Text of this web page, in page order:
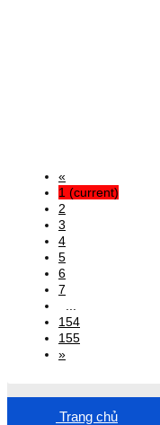
«
1 (current)
2
3
4
5
6
7
154
155
»
Trang chủ